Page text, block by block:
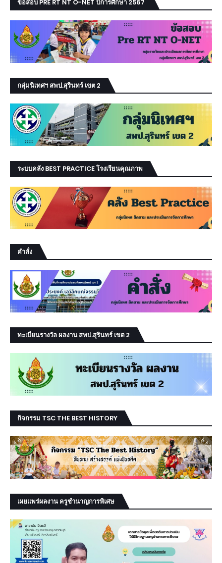
ข้อสอบ PRE RT NT O-NET ปีการศึกษา 2567
กลุ่มนิเทศฯ สพป.สุรินทร์ เขต 2
ระบบคลัง BEST PRACTICE โรงเรียนคุณภาพ
คำสั่ง
ทะเบียนรางวัล ผลงาน สพป.สุรินทร์ เขต 2
กิจกรรม TSC THE BEST HISTORY
เผยแพร่ผลงาน ครูชำนาญการพิเศษ